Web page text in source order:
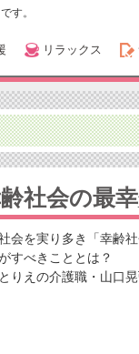
す。
リラックス
社会の最
会を実り多き「幸齢社
すべきこととは？
りえの介護職・山口